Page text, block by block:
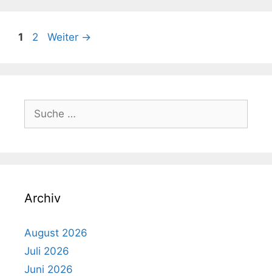
Beitrags-
Seite
1 Seite
2 Weiter →
Suche
nach:
Archiv
August 2026
Juli 2026
Juni 2026